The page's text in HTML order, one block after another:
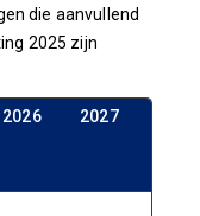
die aanvullend
2025 zijn
2026 2027